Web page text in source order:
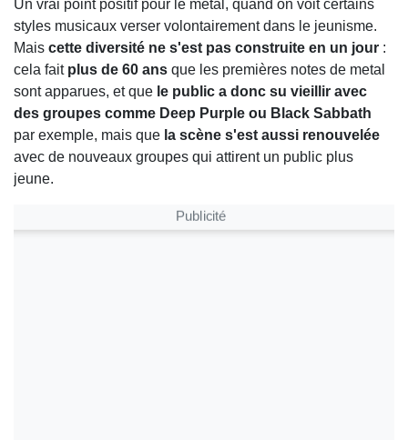
Un vrai point positif pour le metal, quand on voit certains
styles musicaux verser volontairement dans le jeunisme.
Mais cette diversité ne s'est pas construite en un jour :
cela fait plus de 60 ans que les premières notes de metal
sont apparues, et que le public a donc su vieillir avec
des groupes comme Deep Purple ou Black Sabbath
par exemple, mais que la scène s'est aussi renouvelée
avec de nouveaux groupes qui attirent un public plus
jeune.
Publicité